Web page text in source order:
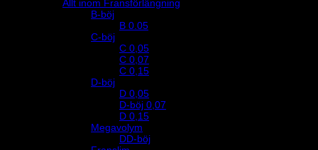
Allt inom Fransförlängning
B-böj
B 0.05
C-böj
C 0,05
C 0,07
C 0,15
D-böj
D 0,05
D-böj 0,07
D 0,15
Megavolym
DD-böj